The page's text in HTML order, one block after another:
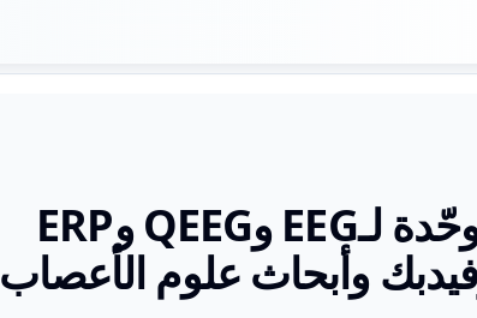
منصة موحّدة لـEEG وQEEG وERP
وأبحاث علوم الأعصاب